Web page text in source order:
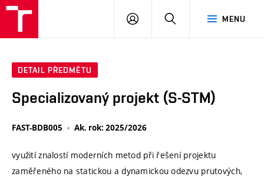
MENU
PŘIHLÁSIT
DETAIL PŘEDMĚTU
Specializovaný projekt (S-STM)
FAST-BDB005 Ak. rok: 2025/2026
využití znalostí moderních metod při řešení projektu
zaměřeného na statickou a dynamickou odezvu prutových,